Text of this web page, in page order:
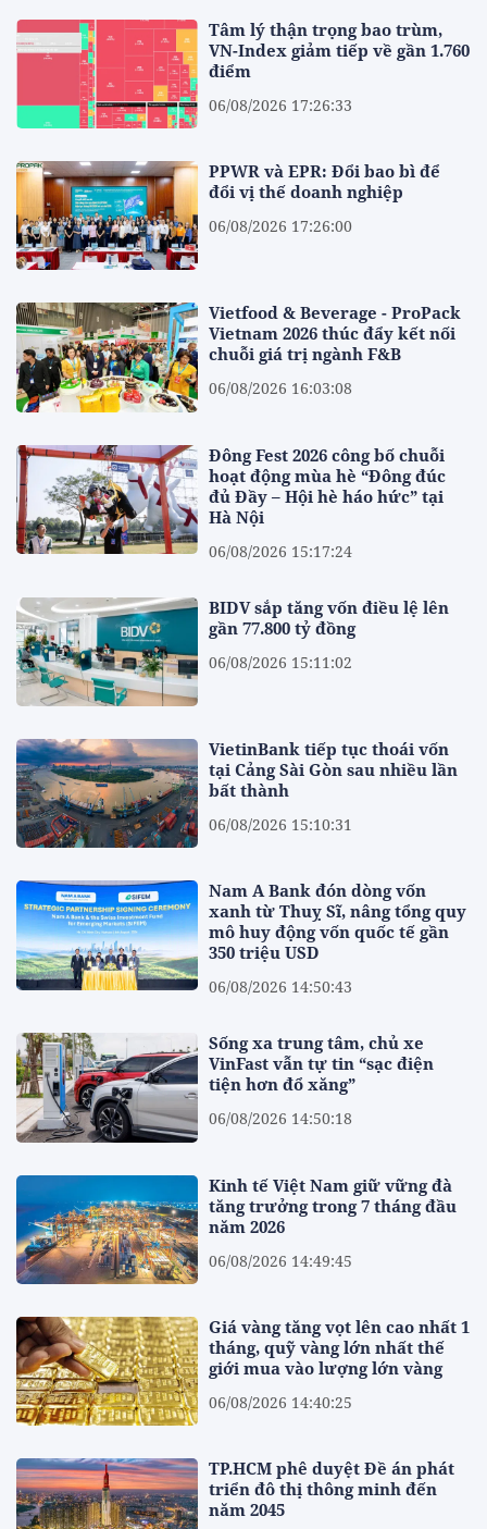
Tâm lý thận trọng bao trùm,
VN-Index giảm tiếp về gần 1.760
điểm
06/08/2026 17:26:33
PPWR và EPR: Đổi bao bì để
đổi vị thế doanh nghiệp
06/08/2026 17:26:00
Vietfood & Beverage - ProPack
Vietnam 2026 thúc đẩy kết nối
chuỗi giá trị ngành F&B
06/08/2026 16:03:08
Đông Fest 2026 công bố chuỗi
hoạt động mùa hè “Đông đúc
đủ Đầy – Hội hè háo hức” tại
Hà Nội
06/08/2026 15:17:24
BIDV sắp tăng vốn điều lệ lên
gần 77.800 tỷ đồng
06/08/2026 15:11:02
VietinBank tiếp tục thoái vốn
tại Cảng Sài Gòn sau nhiều lần
bất thành
06/08/2026 15:10:31
Nam A Bank đón dòng vốn
xanh từ Thuỵ Sĩ, nâng tổng quy
mô huy động vốn quốc tế gần
350 triệu USD
06/08/2026 14:50:43
Sống xa trung tâm, chủ xe
VinFast vẫn tự tin “sạc điện
tiện hơn đổ xăng”
06/08/2026 14:50:18
Kinh tế Việt Nam giữ vững đà
tăng trưởng trong 7 tháng đầu
năm 2026
06/08/2026 14:49:45
Giá vàng tăng vọt lên cao nhất 1
tháng, quỹ vàng lớn nhất thế
giới mua vào lượng lớn vàng
06/08/2026 14:40:25
TP.HCM phê duyệt Đề án phát
triển đô thị thông minh đến
năm 2045